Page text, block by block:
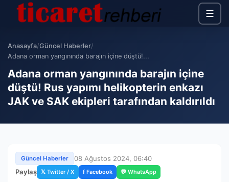
☰
Anasayfa/Güncel Haberler/
Adana orman yangınında barajın içine düştü!...
Adana orman yangınında barajın içine
düştü! Rus yapımı helikopterin enkazı
JAK ve SAK ekipleri tarafından kaldırıldı
Güncel Haberler
08 Ağustos 2024, 06:40
Paylaş 𝕏 Twitter / X f Facebook 💬 WhatsApp